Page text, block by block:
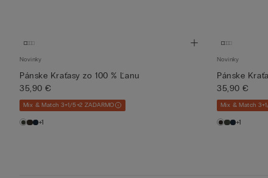
Novinky
Pánske Kraťasy zo 100 % Ľanu
35,90 €
Mix & Match 3+1/5+2 ZADARMO
+1
Novinky
Pánske
35,90 €
Mix & Match
+1